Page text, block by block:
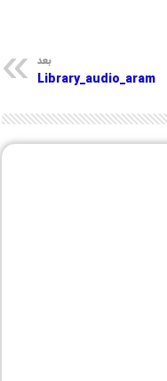
بعد
Library_audio_aram